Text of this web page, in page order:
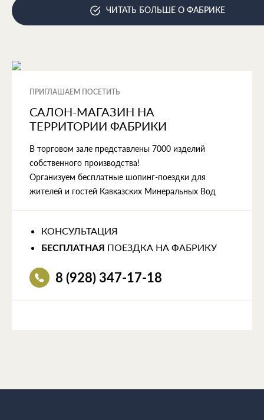
ЧИТАТЬ БОЛЬШЕ О ФАБРИКЕ
ПРИГЛАШАЕМ ПОСЕТИТЬ
САЛОН-МАГАЗИН НА
ТЕРРИТОРИИ ФАБРИКИ
В торговом зале представлены 7000 изделий
собственного производства!
Организуем бесплатные шопинг-поездки для
жителей и гостей Кавказских Минеральных Вод
КОНСУЛЬТАЦИЯ
БЕСПЛАТНАЯ ПОЕЗДКА НА ФАБРИКУ
8 (928) 347-17-18